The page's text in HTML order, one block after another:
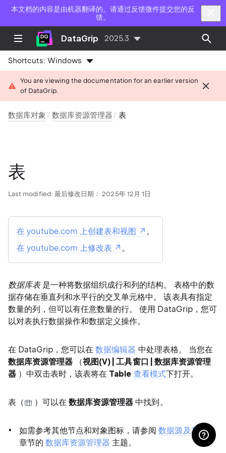
本文档的内容是由机器翻译的。请通过反馈微件提交您的反
馈。
DataGrip 2025.3
Shortcuts:Windows
You are viewing the documentation for an earlier version
of DataGrip.
数据库对象 数据库资源管理器 表
表
Last modified: 最后修改日期： 2025年 12月 1日
在 youtube.com 上创建表和视图
。
在 youtube.com 上修改表
。
数据库表是一种将数据组织成行和列的结构。 表格中的数
据存储在垂直列和水平行的交叉单元格中。 该表具有指定
数量的列，但可以有任意数量的行。 使用 DataGrip，您可
以对表执行数据操作和数据定义操作。
在 DataGrip，您可以在数据编辑器 中处理表格。 当您在
数据库资源管理器 （视图(V) | 工具窗口 | 数据库资源管理
器 ）中双击表时，该表将在 Table 查看模式下打开。
表（ ）可以在数据库资源管理器 中找到。
如需参考其他节点和对象图标，请参阅数据源及其元素
章节的数据库资源管理器 主题。